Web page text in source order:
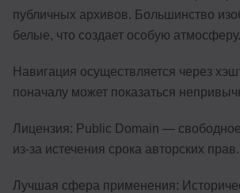
публичных архивов. Большинство
белые, что создает особую атмосферу.
Навигация осуществляется через
поначалу может показаться
Лицензия: Public Domain —
из-за истечения срока авторских прав.
Лучшая сфера применения: